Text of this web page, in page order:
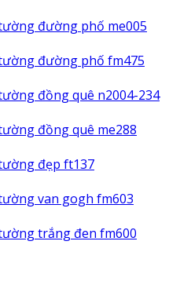
đường phố me005
đường phố fm475
đồng quê n2004-234
đồng quê me288
đẹp ft137
van gogh fm603
trắng đen fm600